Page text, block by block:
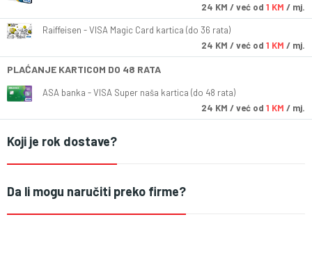
24 KM / već od 1 KM / mj.
Raiffeisen - VISA Magic Card kartica (do 36 rata)
24 KM / već od 1 KM / mj.
PLAĆANJE KARTICOM DO 48 RATA
ASA banka - VISA Super naša kartica (do 48 rata)
24 KM / već od 1 KM / mj.
Koji je rok dostave?
Da li mogu naručiti preko firme?